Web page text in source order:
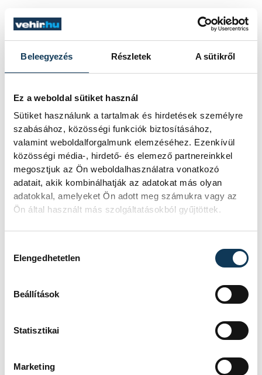
Beleegyezés Részletek A sütikről
Ez a weboldal sütiket használ
Sütiket használunk a tartalmak és hirdetések személyre
szabásához, közösségi funkciók biztosításához,
valamint weboldalforgalmunk elemzéséhez. Ezenkívül
közösségi média-, hirdető- és elemező partnereinkkel
megosztjuk az Ön weboldalhasználatra vonatkozó
adatait, akik kombinálhatják az adatokat más olyan
adatokkal, amelyeket Ön adott meg számukra vagy az
Ön által használt más szolgáltatásokból gyűjtöttek.
Elengedhetetlen
Beállítások
Statisztikai
Marketing